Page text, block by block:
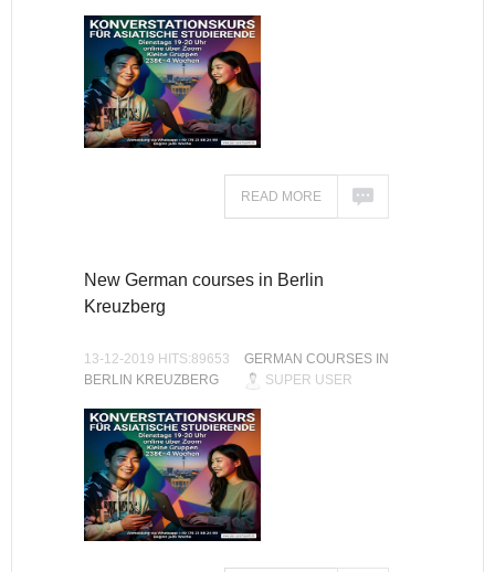
READ MORE
New German courses in Berlin
Kreuzberg
13-12-2019 HITS:89653
GERMAN COURSES IN
BERLIN KREUZBERG
SUPER USER